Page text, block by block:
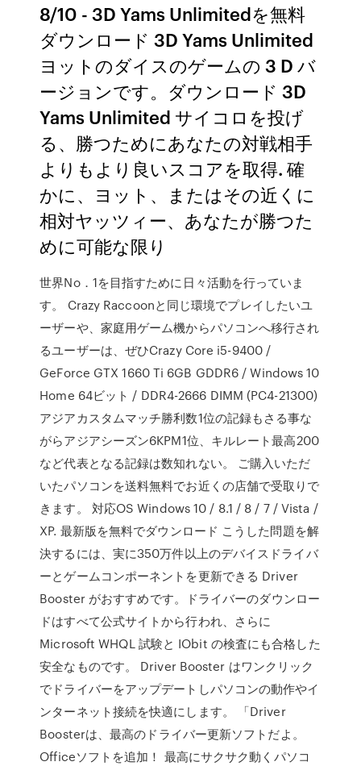
8/10 - 3D Yams Unlimitedを無料
ダウンロード 3D Yams Unlimited
ヨットのダイスのゲームの 3 D バ
ージョンです。ダウンロード 3D
Yams Unlimited サイコロを投げ
る、勝つためにあなたの対戦相手
よりもより良いスコアを取得. 確
かに、ヨット、またはその近くに
相対ヤッツィー、あなたが勝つた
めに可能な限り
世界No．1を目指すために日々活動を行っていま
す。 Crazy Raccoonと同じ環境でプレイしたいユ
ーザーや、家庭用ゲーム機からパソコンへ移行され
るユーザーは、ぜひCrazy Core i5-9400 /
GeForce GTX 1660 Ti 6GB GDDR6 / Windows 10
Home 64ビット / DDR4-2666 DIMM (PC4-21300)
アジアカスタムマッチ勝利数1位の記録もさる事な
がらアジアシーズン6KPM1位、キルレート最高200
など代表となる記録は数知れない。 ご購入いただ
いたパソコンを送料無料でお近くの店舗で受取りで
きます。 対応OS Windows 10 / 8.1 / 8 / 7 / Vista /
XP. 最新版を無料でダウンロード こうした問題を解
決するには、実に350万件以上のデバイスドライバ
ーとゲームコンポーネントを更新できる Driver
Booster がおすすめです。ドライバーのダウンロー
ドはすべて公式サイトから行われ、さらに
Microsoft WHQL 試験と IObit の検査にも合格した
安全なものです。 Driver Booster はワンクリック
でドライバーをアップデートしパソコンの動作やイ
ンターネット接続を快適にします。 「Driver
Boosterは、最高のドライバー更新ソフトだよ。
Officeソフトを追加！ 最高にサクサク動くパソコ